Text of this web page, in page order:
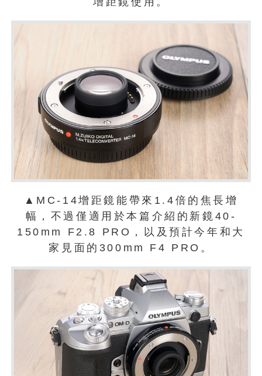
▲MC-14增距鏡能帶來1.4倍的焦長增
幅，不過僅適用於本篇介紹的新鏡40-
150mm F2.8 PRO，以及預計今年和大
家見面的300mm F4 PRO。